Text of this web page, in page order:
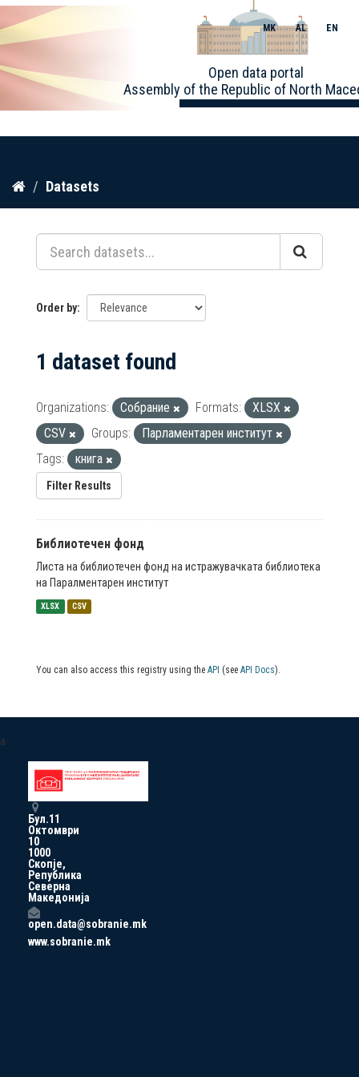
Skip
content
Open data portal
Assembly of the Republic of North
MK AL EN
Datasets
Order by
1 dataset found
Organizations: Собрание Formats:
XLSX
CSV
Groups:
Парламентарен институт
Tags:
книга
Filter Results
Библиотечен фонд
Листа на библиотечен фонд на истражувачката библиотека
на Паралментарен институт
XLSX CSV
You can also access this registry using the API (see API Docs).
a
Бул.11
Октомври
10
1000
Скопје,
Република
Северна
Македонија
open.data@sobranie.mk
www.sobranie.mk